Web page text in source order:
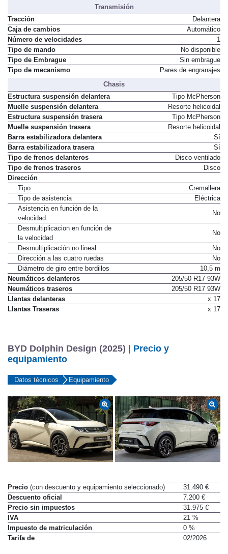
Transmisión
Tracción
Delantera
Caja de cambios
Automático
Número de velocidades
1
Tipo de mando
No disponible
Tipo de Embrague
Sin embrague
Tipo de mecanismo
Pares de engranajes
Chasis
Estructura suspensión delantera
Tipo McPherson
Muelle suspensión delantera
Resorte helicoidal
Estructura suspensión trasera
Tipo McPherson
Muelle suspensión trasera
Resorte helicoidal
Barra estabilizadora delantera
Sí
Barra estabilizadora trasera
Sí
Tipo de frenos delanteros
Disco ventilado
Tipo de frenos traseros
Disco
Dirección
Tipo
Cremallera
Tipo de asistencia
Eléctrica
Asistencia en función de la
velocidad
No
Desmultiplicacion en función de
la velocidad
No
Desmultiplicación no lineal
No
Dirección a las cuatro ruedas
No
Diámetro de giro entre bordillos
10,5 m
Neumáticos delanteros
205/50 R17 93W
Neumáticos traseros
205/50 R17 93W
Llantas delanteras
x 17
Llantas Traseras
x 17
BYD Dolphin Design (2025) | Precio y
equipamiento
Datos técnicos Equipamiento
Precio (con descuento y equipamiento seleccionado)
31.490 €
Descuento oficial
7.200 €
Precio sin impuestos
31.975 €
IVA
21 %
Impuesto de matriculación
0 %
Tarifa de
02/2026